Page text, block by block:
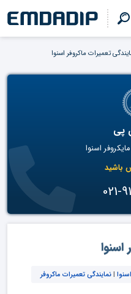
تعمیرات ماکروفر اسنوا
پی
اسنوا
باشید
021-
|نمایندگی تعمیرات ماکروفر